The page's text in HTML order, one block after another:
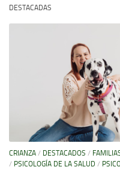
DESTACADAS
CRIANZA / DESTACADOS /
/ PSICOLOGÍA DE LA SALUD /